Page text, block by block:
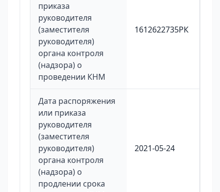
приказа
руководителя
(заместителя
руководителя)
органа контроля
(надзора) о
проведении КНМ
1612622735РК
Дата распоряжения
или приказа
руководителя
(заместителя
руководителя)
органа контроля
(надзора) о
продлении срока
2021-05-24